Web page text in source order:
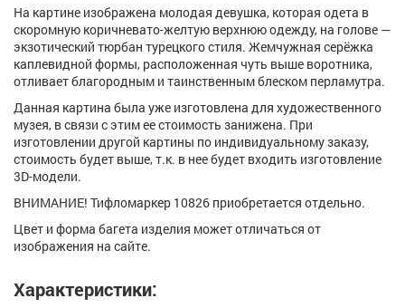
На картине изображена молодая девушка, которая одета в
скоромную коричневато-желтую верхнюю одежду, на голове —
экзотический тюрбан турецкого стиля. Жемчужная серёжка
каплевидной формы, расположенная чуть выше воротника,
отливает благородным и таинственным блеском перламутра.
Данная картина была уже изготовлена для художественного
музея, в связи с этим ее стоимость занижена. При
изготовлении другой картины по индивидуальному заказу,
стоимость будет выше, т.к. в нее будет входить изготовление
3D-модели.
ВНИМАНИЕ! Тифломаркер 10826 приобретается отдельно.
Цвет и форма багета изделия может отличаться от
изображения на сайте.
Характеристики: